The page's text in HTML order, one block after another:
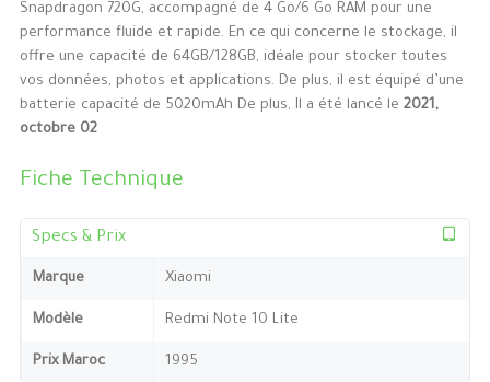
Snapdragon 720G, accompagné de 4 Go/6 Go RAM pour une
performance fluide et rapide. En ce qui concerne le stockage, il
offre une capacité de 64GB/128GB, idéale pour stocker toutes
vos données, photos et applications. De plus, il est équipé d’une
batterie capacité de 5020mAh De plus, Il a été lancé le 2021,
octobre 02
Fiche Technique
Specs & Prix
Marque Xiaomi
Modèle Redmi Note 10 Lite
Prix Maroc 1995